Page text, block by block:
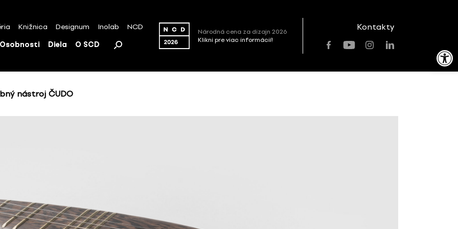
Open toolbar
Knižnica Designum Inolab NCD
Osobnosti Diela O SCD
Národná cena za dizajn 2026
Klikni pre viac informácií!
Kontakty
nástroj ČUDO